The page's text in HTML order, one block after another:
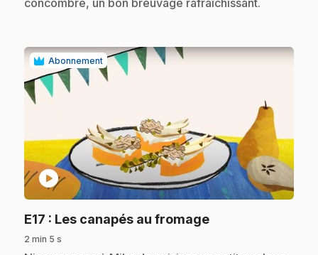
concombre, un bon breuvage rafraîchissant.
Abonnement
play_circle
E17 : Les canapés au fromage.
2 min 5 s